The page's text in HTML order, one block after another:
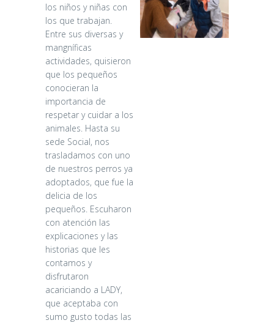
los niños y niñas con
los que trabajan.
Entre sus diversas y
mangníficas
actividades, quisieron
que los pequeños
conocieran la
importancia de
respetar y cuidar a los
animales. Hasta su
sede Social, nos
trasladamos con uno
de nuestros perros ya
adoptados, que fue la
delicia de los
pequeños. Escuharon
con atención las
explicaciones y las
historias que les
contamos y
disfrutaron
acariciando a LADY,
que aceptaba con
sumo gusto todas las